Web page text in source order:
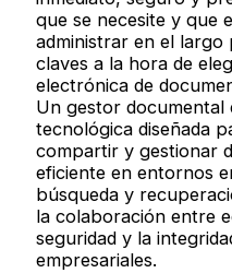
que se necesite y que
administrar en el largo
claves a la hora de
electrónica de
Un gestor documental
tecnológica diseñada
compartir y gestionar
eficiente en entornos
búsqueda y
la colaboración entre
seguridad y la
empresariales.